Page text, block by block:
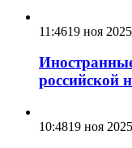
11:4619 ноя 2025
российской
10:4819 ноя 2025